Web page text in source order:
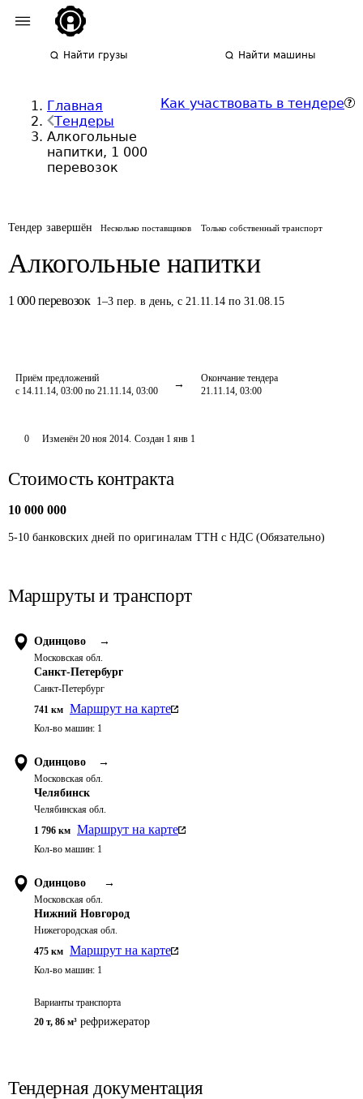
Найти грузы Найти машины
Главная
Тендеры
Алкогольные
напитки, 1 000
перевозок
Как участвовать в тендере
Тендер завершён Несколько поставщиков Только собственный транспорт
Алкогольные напитки
1 000 перевозок 1–3 пер. в день,с 21.11.14 по 31.08.15
Приём предложений
с 14.11.14, 03:00 по 21.11.14, 03:00
Окончание тендера
21.11.14, 03:00
0 Изменён 20 ноя 2014. Создан 1 янв 1
Стоимость контракта
10 000 000
5-10 банковских дней по оригиналам ТТН с НДС (Обязательно)
Маршруты и транспорт
Одинцово →
Московская обл.
Санкт-Петербург
Санкт-Петербург
741 км Маршрут на карте
Кол-во машин: 1
Одинцово →
Московская обл.
Челябинск
Челябинская обл.
1 796 км Маршрут на карте
Кол-во машин: 1
Одинцово →
Московская обл.
Нижний Новгород
Нижегородская обл.
475 км Маршрут на карте
Кол-во машин: 1
Варианты транспорта
20 т, 86 м³ рефрижератор
Тендерная документация